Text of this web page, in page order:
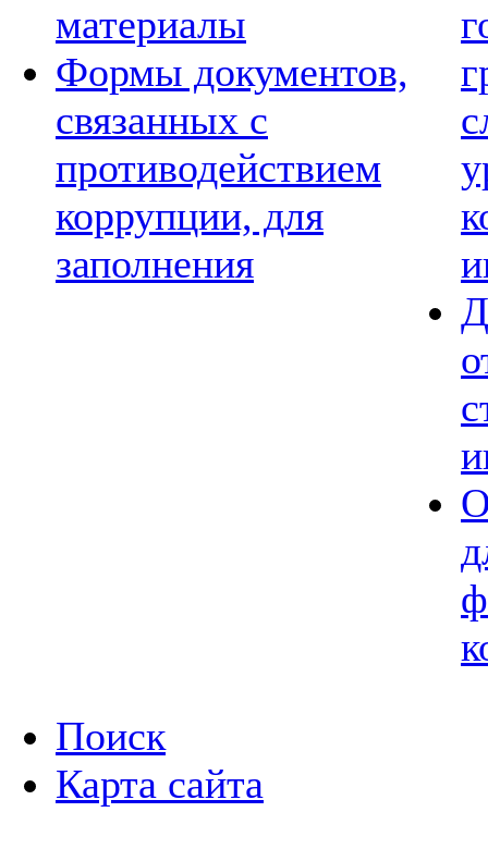
материалы
Формы документов,
связанных с
противодействием
коррупции, для
заполнения
Поиск
Карта сайта